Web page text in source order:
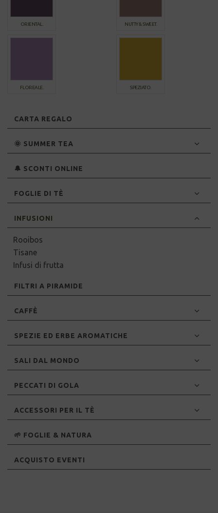
ORIENTAL. NUTTY & SWEET.
FLOREALE. SPEZIATO.
CARTA REGALO
🌞 SUMMER TEA
🔔 SCONTI ONLINE
FOGLIE DI TÈ
INFUSIONI
Rooibos
Tisane
Infusi di frutta
FILTRI A PIRAMIDE
CAFFÈ
SPEZIE ED ERBE AROMATICHE
SALI DAL MONDO
PECCATI DI GOLA
ACCESSORI PER IL TÈ
🌱 FOGLIE & NATURA
ACQUISTO EVENTI